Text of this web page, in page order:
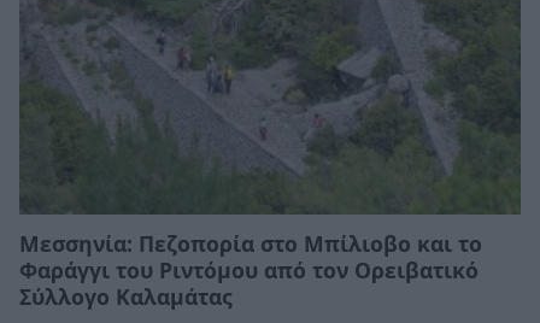
Μεσσηνία: Πεζοπορία στο Μπίλιοβο και το
Φαράγγι του Ριντόμου από τον Ορειβατικό
Σύλλογο Καλαμάτας